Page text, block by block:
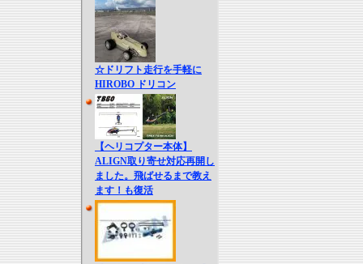
☆ドリフト走行を手軽に
HIROBO ドリコン
【ヘリコプター本体】
ALIGN取り寄せ対応再開し
ました。飛ばせるまで教え
ます！も復活